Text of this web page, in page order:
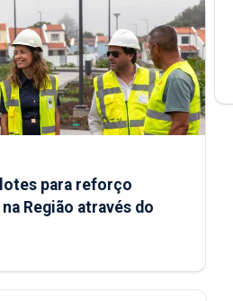
para reforço
Região através do